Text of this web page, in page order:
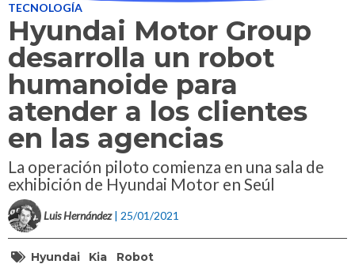
TECNOLOGÍA
Hyundai Motor Group
desarrolla un robot
humanoide para
atender a los clientes
en las agencias
La operación piloto comienza en una sala de
exhibición de Hyundai Motor en Seúl
Luis Hernández | 25/01/2021
Hyundai Kia Robot